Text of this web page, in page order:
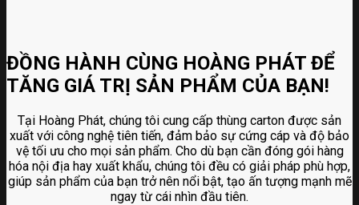
ĐỒNG HÀNH CÙNG HOÀNG PHÁT ĐỂ
TĂNG GIÁ TRỊ SẢN PHẨM CỦA BẠN!
Tại Hoàng Phát, chúng tôi cung cấp thùng carton được sản
xuất với công nghệ tiên tiến, đảm bảo sự cứng cáp và độ bảo
vệ tối ưu cho mọi sản phẩm. Cho dù bạn cần đóng gói hàng
hóa nội địa hay xuất khẩu, chúng tôi đều có giải pháp phù hợp,
giúp sản phẩm của bạn trở nên nổi bật, tạo ấn tượng mạnh mẽ
ngay từ cái nhìn đầu tiên.